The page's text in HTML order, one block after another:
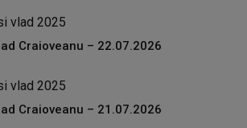
Craioveanu – 22.07.2026
Craioveanu – 21.07.2026